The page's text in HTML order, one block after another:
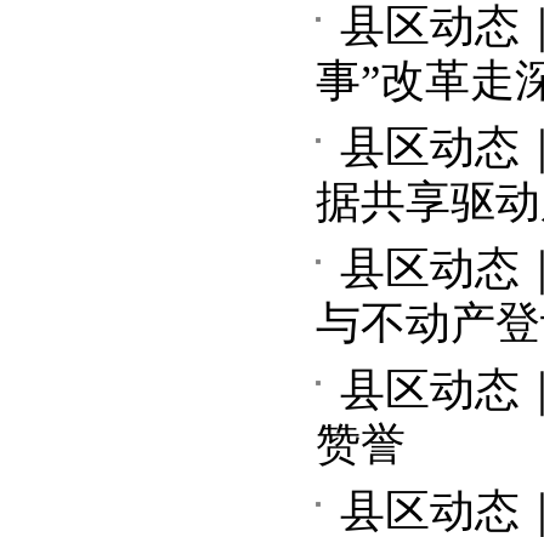
县区动态
事”改革走
县区动态
据共享驱
县区动态
与不动产
县区动态
赞誉
县区动态